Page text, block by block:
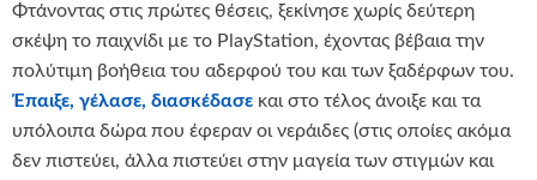
Φτάνοντας στις πρώτες θέσεις, ξεκίνησε χωρίς δεύτερη
σκέψη το παιχνίδι με το PlayStation, έχοντας βέβαια την
πολύτιμη βοήθεια του αδερφού του και των ξαδέρφων του.
Έπαιξε, γέλασε, διασκέδασε και στο τέλος άνοιξε και τα
υπόλοιπα δώρα που έφεραν οι νεράιδες (στις οποίες ακόμα
δεν πιστεύει, άλλα πιστεύει στην μαγεία των στιγμών και